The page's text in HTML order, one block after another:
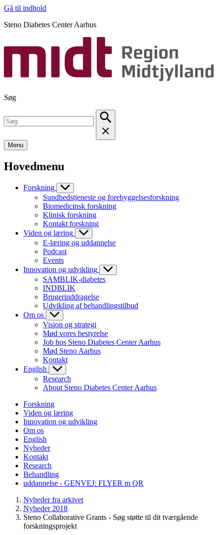
Gå til indhold
Steno Diabetes Center Aarhus
Søg
Menu
Hovedmenu
Forskning
Sundhedstjeneste og forebyggelsesforskning
Biomedicinsk forskning
Klinisk forskning
Kontakt forskning
Viden og læring
E-læring og uddannelse
Podcast
Events
Innovation og udvikling
SAMBLIK-diabetes
INDBLIK
Brugerinddragelse
Udvikling af behandlingstilbud
Om os
Vision og strategi
Mød vores bestyrelse
Job hos Steno Diabetes Center Aarhus
Mød Steno Aarhus
Kontakt
English
Research
About Steno Diabetes Center Aarhus
Forskning
Viden og læring
Innovation og udvikling
Om os
English
Nyheder
Kontakt
Research
Behandling
uddannelse - GENVEJ: FLYER m QR
Nyheder fra arkivet
Nyheder 2018
Steno Collaborative Grants - Søg støtte til dit tværgående
forskningsprojekt